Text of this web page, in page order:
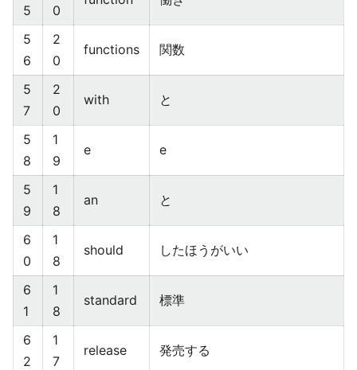
5 0
5
6
2
0
functions 関数
5
7
2
0
with と
5
8
1
9
e e
5
9
1
8
an と
6
0
1
8
should したほうがいい
6
1
1
8
standard 標準
6
2
1
7
release 発売する